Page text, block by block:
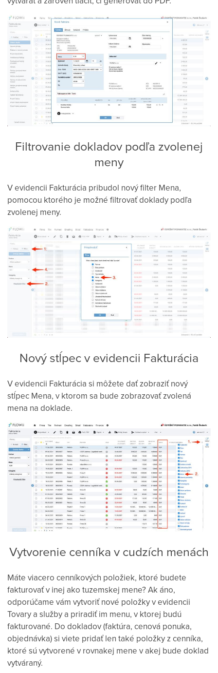
Filtrovanie dokladov podľa zvolenej
meny
V evidencii Fakturácia pribudol nový filter Mena,
pomocou ktorého je možné filtrovať doklady podľa
zvolenej meny.
Nový stĺpec v evidencii Fakturácia
V evidencii Fakturácia si môžete dať zobraziť nový
stĺpec Mena, v ktorom sa bude zobrazovať zvolená
mena na doklade.
Vytvorenie cenníka v cudzích menách
Máte viacero cenníkových položiek, ktoré budete
fakturovať v inej ako tuzemskej mene? Ak áno,
odporúčame vám vytvoriť nové položky v evidencii
Tovary a služby a priradiť im menu, v ktorej budú
fakturované. Do dokladov (faktúra, cenová ponuka,
objednávka) si viete pridať len také položky z cenníka,
ktoré sú vytvorené v rovnakej mene v akej bude doklad
vytváraný.